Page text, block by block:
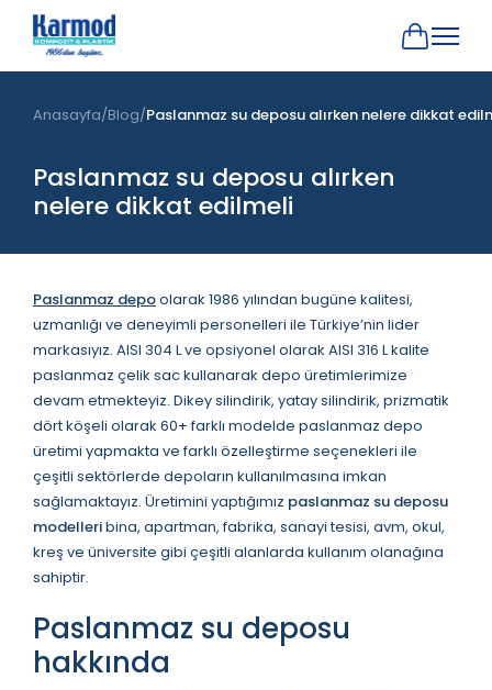
Anasayfa Blog Paslanmaz su deposu alırken nelere dikkat
Paslanmaz su deposu alırken
nelere dikkat edilmeli
Paslanmaz depoolarak 1986 yılından bugüne kalitesi,
uzmanlığı ve deneyimli personelleri ile Türkiye’nin lider
markasıyız. AISI 304 L ve opsiyonel olarak AISI 316 L kalite
paslanmaz çelik sac kullanarak depo üretimlerimize
devam etmekteyiz. Dikey silindirik, yatay silindirik, prizmatik
dört köşeli olarak 60+ farklı modelde paslanmaz depo
üretimi yapmakta ve farklı özelleştirme seçenekleri ile
çeşitli sektörlerde depoların kullanılmasına imkan
sağlamaktayız. Üretimini yaptığımız paslanmaz su deposu
modelleribina, apartman, fabrika, sanayi tesisi, avm, okul,
kreş ve üniversite gibi çeşitli alanlarda kullanım olanağına
sahiptir.
Paslanmaz su deposu
hakkında